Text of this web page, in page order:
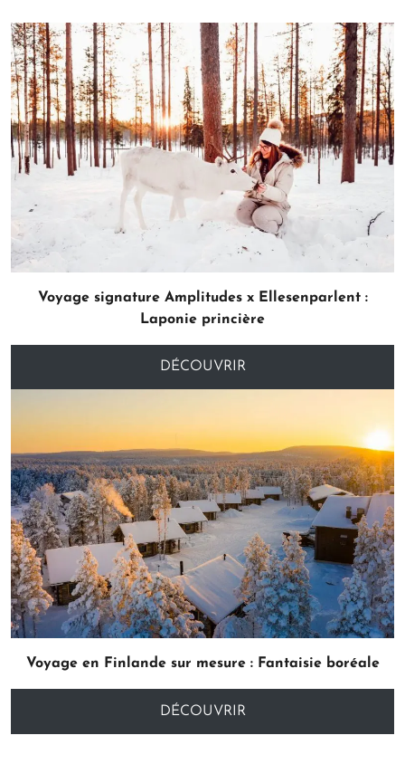
Voyage signature Amplitudes x Ellesenparlent :
Laponie princière
DÉCOUVRIR
Voyage en Finlande sur mesure : Fantaisie boréale
DÉCOUVRIR